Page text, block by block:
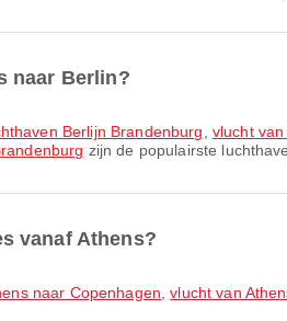
naar Berlin?
Berlijn Brandenburg vlucht
zijn de populairste
vanaf Athens?
naar Copenhagen ,vlucht van